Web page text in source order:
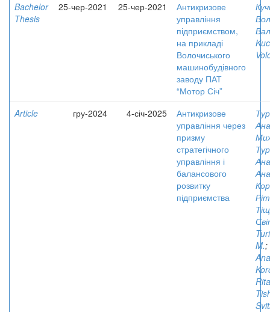
Bachelor
Thesis
25-чер-2021 25-чер-2021
Антикризове
управління
підприємством,
на прикладі
Волочиського
машинобудівного
заводу ПАТ
“Мотор Січ”
Article гру-2024 4-січ-2025
Антикризове
управління через
призму
стратегічного
управління і
балансового
розвитку
підприємства
M.;
Rita